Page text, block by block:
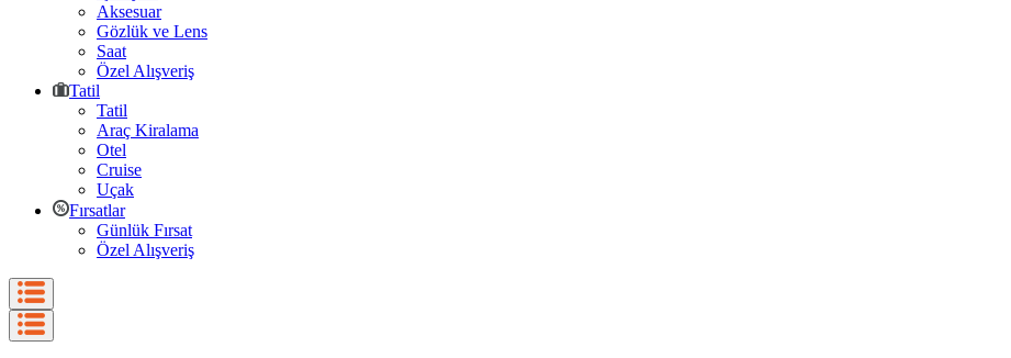
Aksesuar
Gözlük ve Lens
Saat
Özel Alışveriş
Tatil
Tatil
Araç Kiralama
Otel
Cruise
Uçak
Fırsatlar
Günlük Fırsat
Özel Alışveriş